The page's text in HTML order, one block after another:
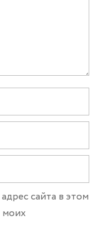
сайта в этом
моих